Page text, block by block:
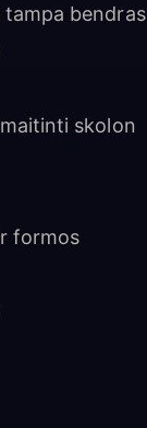
tampa bendras
skolon
formos